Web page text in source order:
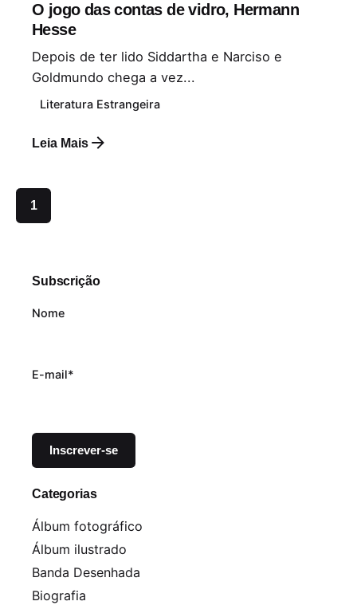
O jogo das contas de vidro, Hermann
Hesse
Depois de ter lido Siddartha e Narciso e
Goldmundo chega a vez...
Literatura Estrangeira
Leia Mais
1
Subscrição
Nome
E-mail*
Categorias
Álbum fotográfico
Álbum ilustrado
Banda Desenhada
Biografia